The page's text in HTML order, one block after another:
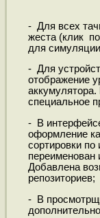
- Для всех
жеста (клик
для
- Для
отображение
специальное
- В
оформление
сортировки по
переименован
Добавлена
репозиториев;
- В